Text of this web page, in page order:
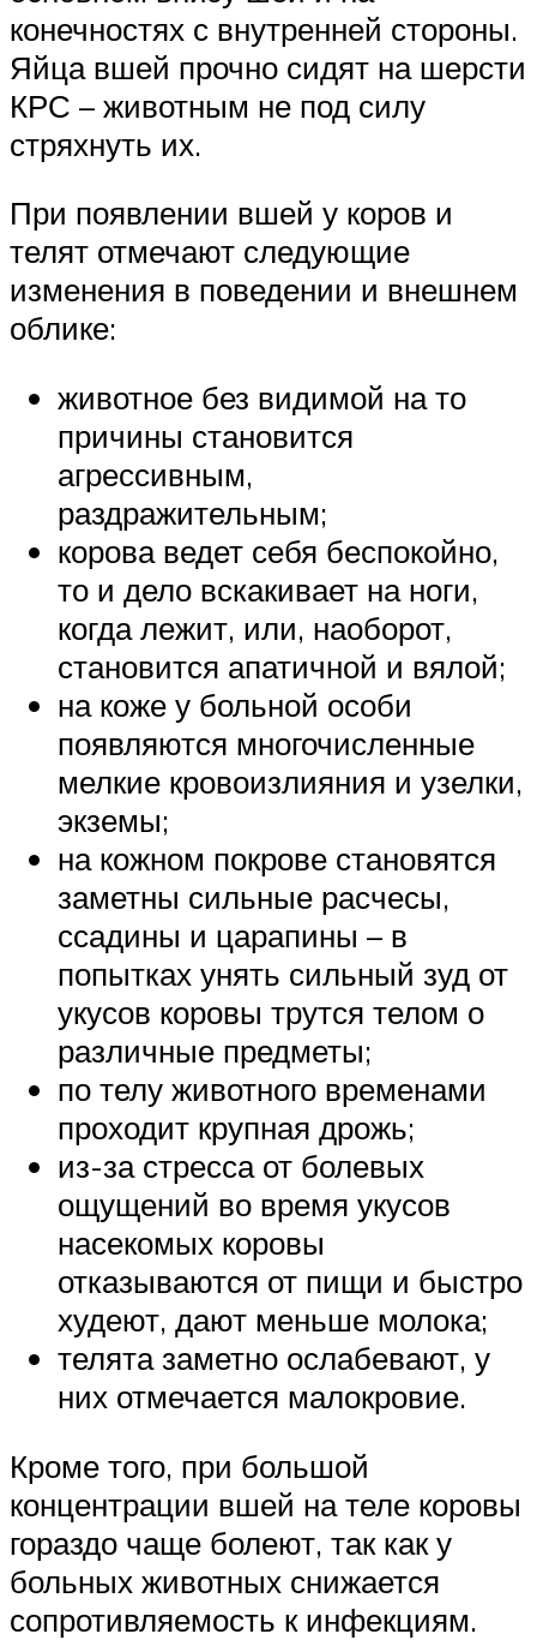
конечностях с внутренней стороны.
Яйца вшей прочно сидят на шерсти
КРС – животным не под силу
стряхнуть их.
При появлении вшей у коров и
телят отмечают следующие
изменения в поведении и внешнем
облике:
животное без видимой на то
причины становится
агрессивным,
раздражительным;
корова ведет себя беспокойно,
то и дело вскакивает на ноги,
когда лежит, или, наоборот,
становится апатичной и вялой;
на коже у больной особи
появляются многочисленные
мелкие кровоизлияния и узелки,
экземы;
на кожном покрове становятся
заметны сильные расчесы,
ссадины и царапины – в
попытках унять сильный зуд от
укусов коровы трутся телом о
различные предметы;
по телу животного временами
проходит крупная дрожь;
из-за стресса от болевых
ощущений во время укусов
насекомых коровы
отказываются от пищи и быстро
худеют, дают меньше молока;
телята заметно ослабевают, у
них отмечается малокровие.
Кроме того, при большой
концентрации вшей на теле коровы
гораздо чаще болеют, так как у
больных животных снижается
сопротивляемость к инфекциям.